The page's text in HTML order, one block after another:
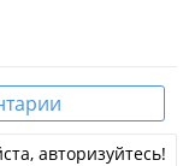
".
авторизуйтесь!